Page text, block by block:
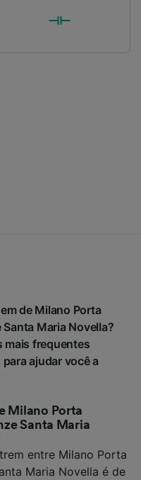
de Milano Porta
Maria Novella?
mais frequentes
ajudar você a
Milano Porta
Santa Maria
entre Milano Porta
Maria Novella é de